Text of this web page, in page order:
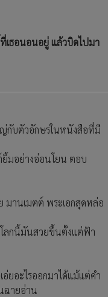
เธอนอนอยู่ แล้วบิดไปมา
กับตัวอักษรในหนังสือที่มี
ยิ้มอย่างอ่อนโยน ตอบ
านเมตต์ พระเอกสุดหล่อ
โลกนี้มันสวยขึ้นตั้งแต่ฟ้า
ยอะไรออกมาได้แม้แต่คำ
ฉายอ่าน